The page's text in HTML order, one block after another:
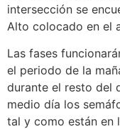
intersección se
Alto colocado en el
Las fases
el periodo de la
durante el resto del
medio día los
tal y como están en